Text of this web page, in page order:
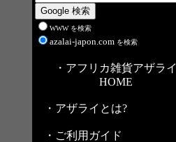
WWW を検索
azalai-japon.com を検索
・アフリカ雑貨アザライ
HOME
・アザライとは?
・ご利用ガイド